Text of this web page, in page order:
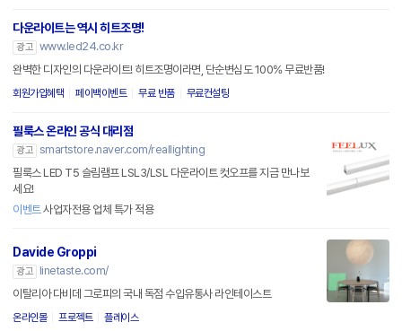
다운라이트는 역시 히트조명!
광고
www.led24.co.kr
완벽한 디자인의 다운라이트! 히트조명이라면, 단순변심도 100% 무료반품!
회원가입혜택 페이백이벤트 무료 반품 무료컨설팅
필룩스 온라인 공식 대리점
광고
smartstore.naver.com/reallighting
필룩스 LED T5 슬림램프 LSL3/LSL 다운라이트 컷오프를 지금 만나보
세요!
이벤트 사업자전용 업체 특가 적용
Davide Groppi
광고
linetaste.com/
이탈리아 다비데 그로피의 국내 독점 수입유통사 라인테이스트
온라인몰 프로젝트 플레이스